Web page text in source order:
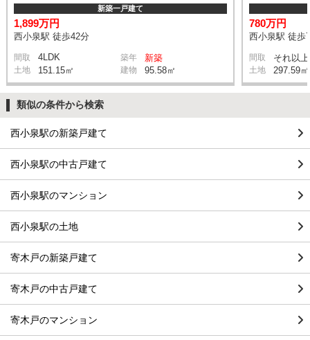
新築一戸建て
1,899万円
西小泉駅 徒歩42分
間取 4LDK 築年 新築
土地 151.15㎡ 建物 95.58㎡
780万円
西小泉駅 徒歩
間取 それ以上
土地 297.59㎡
類似の条件から検索
西小泉駅の新築戸建て
西小泉駅の中古戸建て
西小泉駅のマンション
西小泉駅の土地
寄木戸の新築戸建て
寄木戸の中古戸建て
寄木戸のマンション